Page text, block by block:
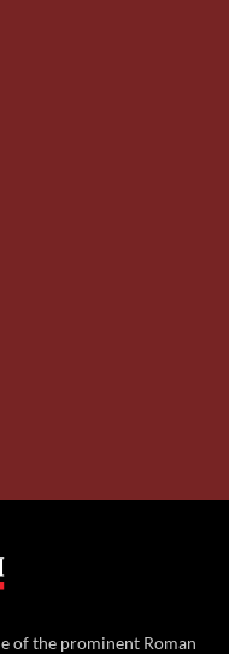
of the prominent Roman